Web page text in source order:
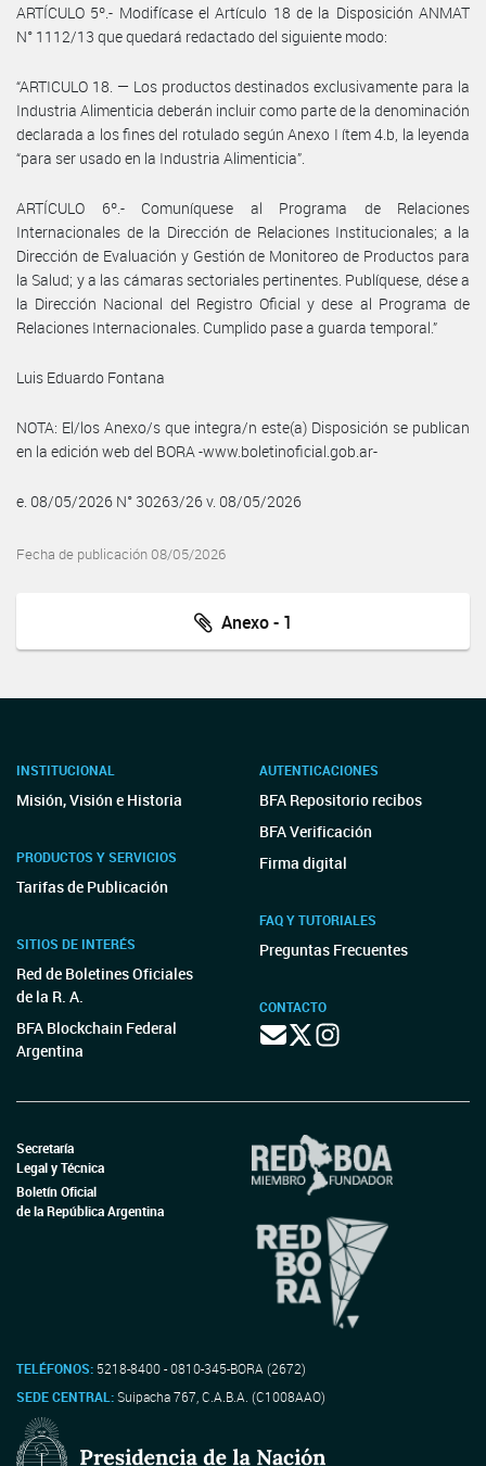
ARTÍCULO 5º.- Modifícase el Artículo 18 de la Disposición ANMAT
N° 1112/13 que quedará redactado del siguiente modo:
“ARTICULO 18. — Los productos destinados exclusivamente para la
Industria Alimenticia deberán incluir como parte de la denominación
declarada a los fines del rotulado según Anexo I ítem 4.b, la leyenda
“para ser usado en la Industria Alimenticia”.
ARTÍCULO 6º.- Comuníquese al Programa de Relaciones
Internacionales de la Dirección de Relaciones Institucionales; a la
Dirección de Evaluación y Gestión de Monitoreo de Productos para
la Salud; y a las cámaras sectoriales pertinentes. Publíquese, dése a
la Dirección Nacional del Registro Oficial y dese al Programa de
Relaciones Internacionales. Cumplido pase a guarda temporal.”
Luis Eduardo Fontana
NOTA: El/los Anexo/s que integra/n este(a) Disposición se publican
en la edición web del BORA -www.boletinoficial.gob.ar-
e. 08/05/2026 N° 30263/26 v. 08/05/2026
Fecha de publicación 08/05/2026
Anexo - 1
INSTITUCIONAL
Misión, Visión e Historia
PRODUCTOS Y SERVICIOS
Tarifas de Publicación
SITIOS DE INTERÉS
Red de Boletines Oficiales
de la R. A.
BFA Blockchain Federal
Argentina
AUTENTICACIONES
BFA Repositorio recibos
BFA Verificación
Firma digital
FAQ Y TUTORIALES
Preguntas Frecuentes
CONTACTO
Secretaría
Legal y Técnica
Boletín Oficial
de la República Argentina
TELÉFONOS: 5218-8400 - 0810-345-BORA (2672)
SEDE CENTRAL:Suipacha 767, C.A.B.A. (C1008AAO)